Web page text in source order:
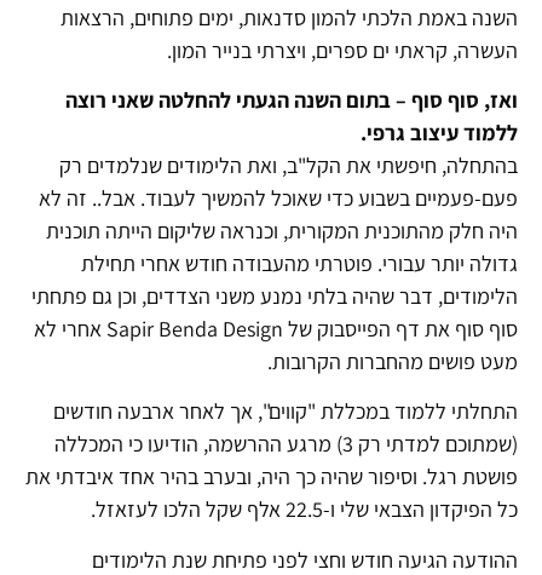
השנה באמת הלכתי להמון סדנאות, ימים פתוחים, הרצאות
העשרה, קראתי ים ספרים, ויצרתי בנייר המון.
ואז, סוף סוף – בתום השנה הגעתי להחלטה שאני רוצה
ללמוד עיצוב גרפי.
בהתחלה, חיפשתי את הקל"ב, ואת הלימודים שנלמדים רק
פעם-פעמיים בשבוע כדי שאוכל להמשיך לעבוד. אבל.. זה לא
היה חלק מהתוכנית המקורית, וכנראה שליקום הייתה תוכנית
גדולה יותר עבורי. פוטרתי מהעבודה חודש אחרי תחילת
הלימודים, דבר שהיה בלתי נמנע משני הצדדים, וכן גם פתחתי
סוף סוף את דף הפייסבוק של Sapir Benda Design אחרי לא
מעט פושים מהחברות הקרובות.
התחלתי ללמוד במכללת "קווים", אך לאחר ארבעה חודשים
(שמתוכם למדתי רק 3) מרגע ההרשמה, הודיעו כי המכללה
פושטת רגל. וסיפור שהיה כך היה, ובערב בהיר אחד איבדתי את
כל הפיקדון הצבאי שלי ו-22.5 אלף שקל הלכו לעזאזל.
ההודעה הגיעה חודש וחצי לפני פתיחת שנת הלימודים